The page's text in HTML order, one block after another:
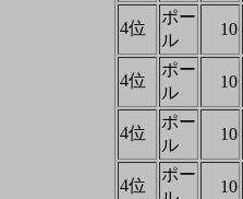
4位
ポー
ル
10
4位
ポー
ル
10
4位
ポー
ル
10
4位
ポー
10